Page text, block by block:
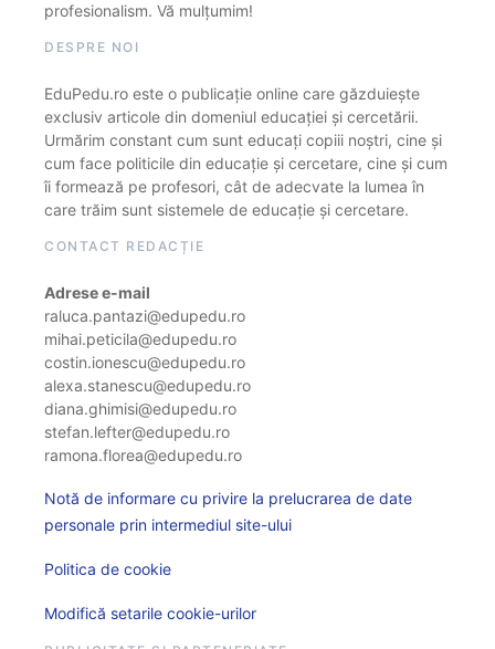
profesionalism. Vă mulțumim!
DESPRE NOI
EduPedu.ro este o publicație online care găzduiește
exclusiv articole din domeniul educației și cercetării.
Urmărim constant cum sunt educați copiii noștri, cine și
cum face politicile din educație și cercetare, cine și cum
îi formează pe profesori, cât de adecvate la lumea în
care trăim sunt sistemele de educație și cercetare.
CONTACT REDACȚIE
Adrese e-mail
raluca.pantazi@edupedu.ro
mihai.peticila@edupedu.ro
costin.ionescu@edupedu.ro
alexa.stanescu@edupedu.ro
diana.ghimisi@edupedu.ro
stefan.lefter@edupedu.ro
ramona.florea@edupedu.ro
Notă de informare cu privire la prelucrarea de date
personale prin intermediul site-ului
Politica de cookie
Modifică setarile cookie-urilor